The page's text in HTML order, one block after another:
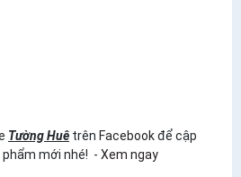
Tường Huê trên Facebookđể cập
mới nhé! - Xem ngay